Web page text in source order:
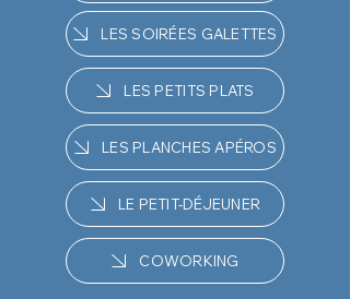
LES SOIRÉES GALETTES
LES PETITS PLATS
LES PLANCHES APÉROS
LE PETIT-DÉJEUNER
COWORKING